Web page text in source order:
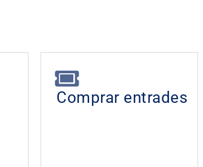
Comprar entrades